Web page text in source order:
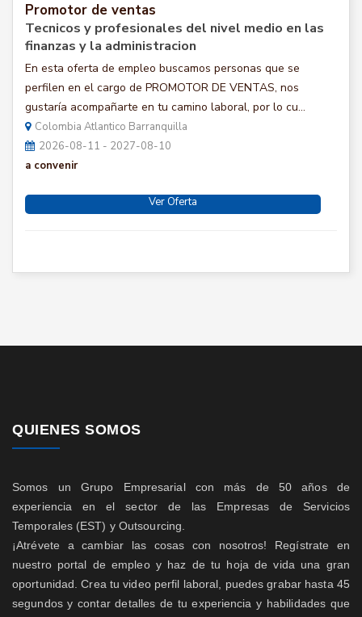
Promotor de ventas
Tecnicos y profesionales del nivel medio en las
finanzas y la administracion
En esta oferta de empleo buscamos personas que se
perfilen en el cargo de PROMOTOR DE VENTAS, nos
gustaría acompañarte en tu camino laboral, por lo cu...
Colombia Atlantico Barranquilla
2026-08-11 - 2027-08-10
a convenir
Ver Oferta
QUIENES SOMOS
Somos un Grupo Empresarial con más de 50 años de
experiencia en el sector de las Empresas de Servicios
Temporales (EST) y Outsourcing.
¡Atrévete a cambiar las cosas con nosotros! Regístrate en
nuestro portal de empleo y haz de tu hoja de vida una gran
oportunidad. Crea tu video perfil laboral, puedes grabar hasta 45
segundos y contar detalles de tu experiencia y habilidades que